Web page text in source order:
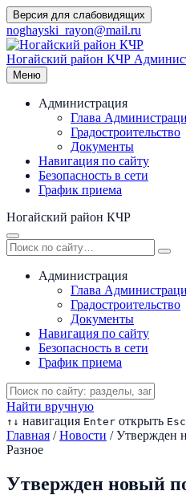
Перейти
к
содержимому
Версия для слабовидящих
noghayski_rayon@mail.ru
Ногайский район КЧР
Меню
Администрация
Глава
Градостроительство
Документы
Навигация по сайту
Безопасность в сети
График приема
Ногайский район КЧР
Администрация
Глава
Градостроительство
Документы
Навигация по сайту
Безопасность в сети
График приема
Найти вручную
↑ ↓ навигация Enter открыть Esc
Главная / Новости / Утвержден
Разное
Утвержден новый